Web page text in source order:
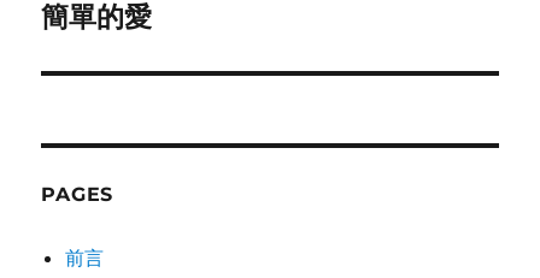
Next
簡單的愛
PAGES
前言